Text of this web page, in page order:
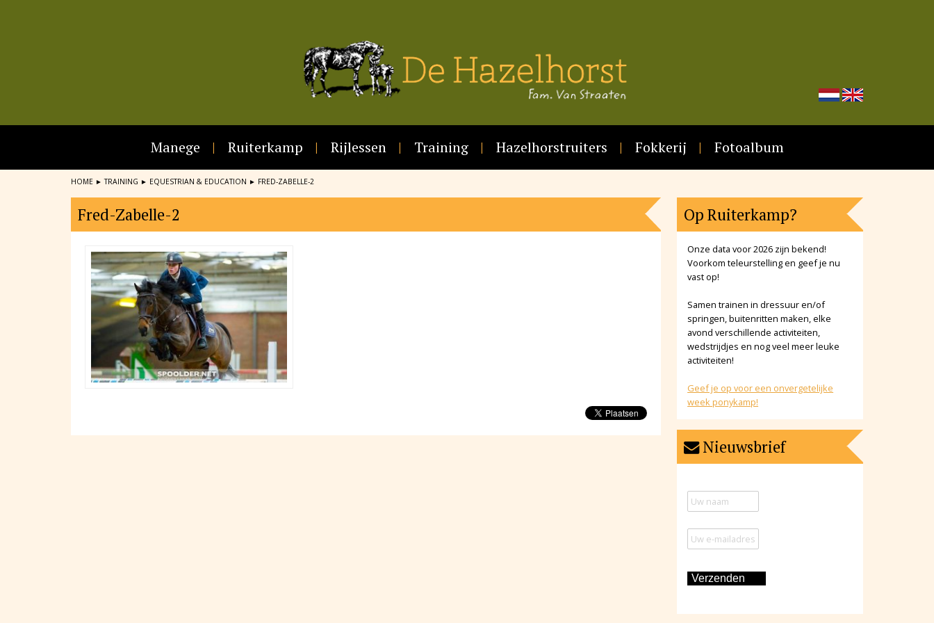
Manege Ruiterkamp Rijlessen Training Hazelhorstruiters Fokkerij Fotoalbum
HOME ►TRAINING ► EQUESTRIAN & EDUCATION ► FRED-ZABELLE-2
Fred-Zabelle-2 Op Ruiterkamp?
Onze data voor 2026 zijn bekend!
Voorkom teleurstelling en geef je nu
vast op!
Samen trainen in dressuur en/of
springen, buitenritten maken, elke
avond verschillende activiteiten,
wedstrijdjes en nog veel meer leuke
activiteiten!
Geef je op voor een onvergetelijke
week ponykamp!
Nieuwsbrief